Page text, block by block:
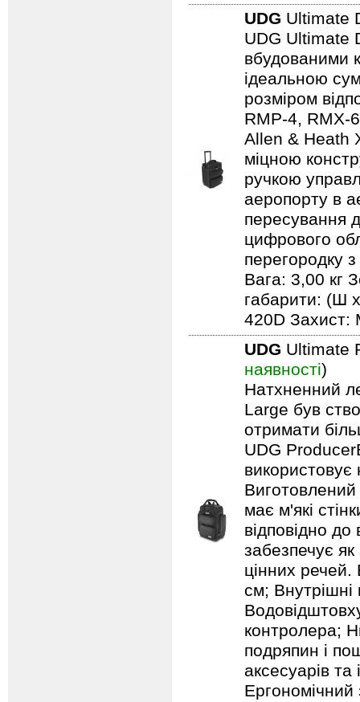
UDG Ultimate
UDG Ultimate
вбудованими
ідеальною
розміром
RMP-4, RMX-
Allen & Heath
міцною
ручкою
аеропорту в
пересування
цифрового
перегородку
Вага: 3,00 кг
габарити: (Ш
420D Захист:
UDG Ultimate
наявності)
Натхненний
Large був
отримати
UDG
має м'які
відповідно
забезпечує
цінних
см;
контролера;
подряпин і
аксесуарів